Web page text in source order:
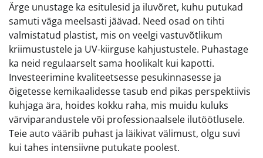
Ärge unustage ka esitulesid ja iluvõret, kuhu putukad
samuti väga meelsasti jäävad. Need osad on tihti
valmistatud plastist, mis on veelgi vastuvõtlikum
kriimustustele ja UV-kiirguse kahjustustele. Puhastage
ka neid regulaarselt sama hoolikalt kui kapotti.
Investeerimine kvaliteetsesse pesukinnasesse ja
õigetesse kemikaalidesse tasub end pikas perspektiivis
kuhjaga ära, hoides kokku raha, mis muidu kuluks
värviparandustele või professionaalsele ilutöötlusele.
Teie auto väärib puhast ja läikivat välimust, olgu suvi
kui tahes intensiivne putukate poolest.